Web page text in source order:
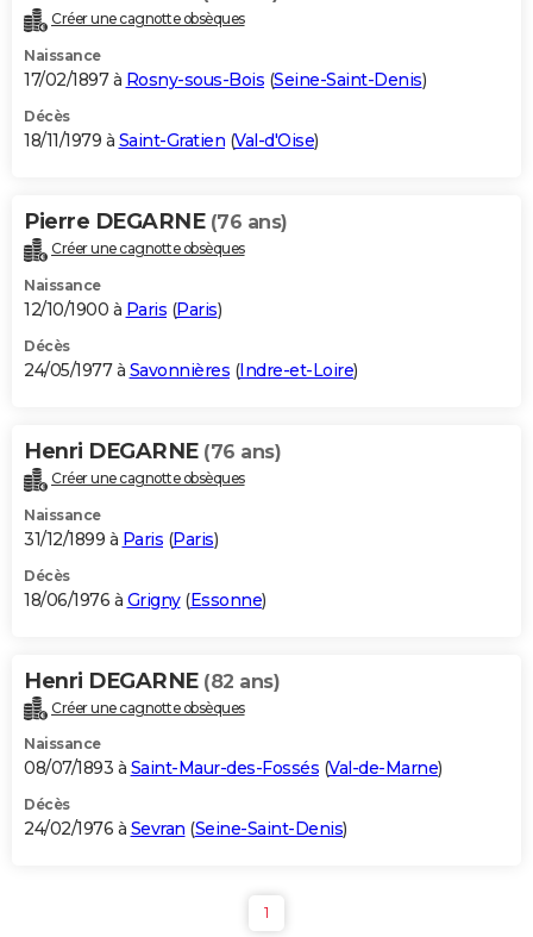
Créer une cagnotte obsèques
Naissance
17/02/1897 à Rosny-sous-Bois (Seine-Saint-Denis)
Décès
18/11/1979 à Saint-Gratien (Val-d'Oise)
Pierre DEGARNE (76 ans)
Créer une cagnotte obsèques
Naissance
12/10/1900 à Paris (Paris)
Décès
24/05/1977 à Savonnières (Indre-et-Loire)
Henri DEGARNE (76 ans)
Créer une cagnotte obsèques
Naissance
31/12/1899 à Paris (Paris)
Décès
18/06/1976 à Grigny(Essonne)
Henri DEGARNE (82 ans)
Créer une cagnotte obsèques
Naissance
08/07/1893 à Saint-Maur-des-Fossés (Val-de-Marne)
Décès
24/02/1976 à Sevran (Seine-Saint-Denis)
1